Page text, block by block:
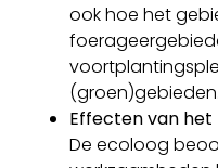
ook hoe het
(groen)gebieden.
Effecten van
De ecoloog